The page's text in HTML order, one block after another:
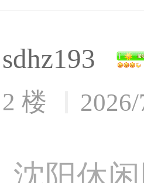
sdhz193
2 楼